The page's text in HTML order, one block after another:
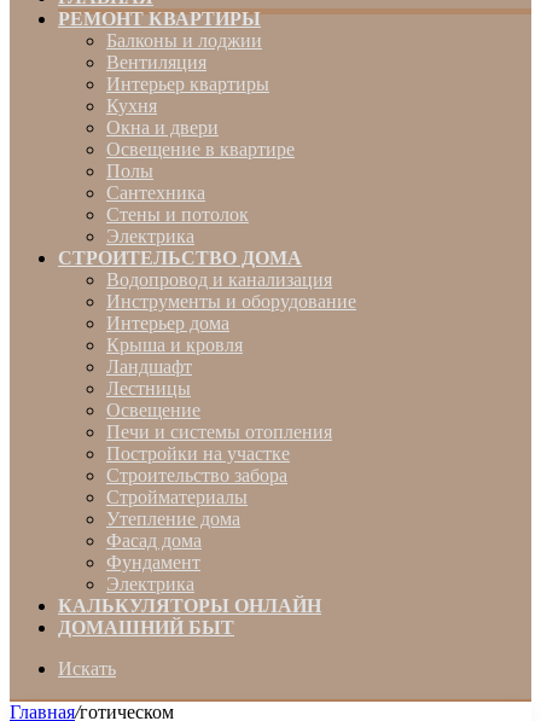
РЕМОНТ КВАРТИРЫ
Балконы и лоджии
Вентиляция
Интерьер квартиры
Кухня
Окна и двери
Освещение в квартире
Полы
Сантехника
Стены и потолок
Электрика
СТРОИТЕЛЬСТВО ДОМА
Водопровод и канализация
Инструменты и оборудование
Интерьер дома
Крыша и кровля
Ландшафт
Лестницы
Освещение
Печи и системы отопления
Постройки на участке
Строительство забора
Стройматериалы
Утепление дома
Фасад дома
Фундамент
Электрика
КАЛЬКУЛЯТОРЫ ОНЛАЙН
ДОМАШНИЙ БЫТ
Искать
Главная/готическом